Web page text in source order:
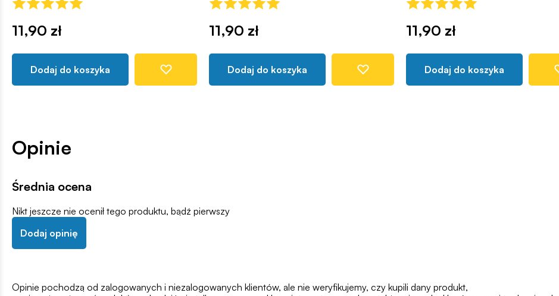
11,90 zł
Dodaj do koszyka
11,90 zł
Dodaj do koszyka
11,90 zł
Dodaj do koszyka
Opinie
Średnia ocena
Nikt jeszcze nie ocenił tego produktu, bądź pierwszy
Dodaj opinię
Opinie pochodzą od zalogowanych i niezalogowanych klientów, ale nie weryfikujemy, czy kupili dany produkt,